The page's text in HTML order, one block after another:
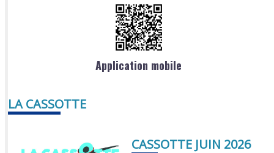
Application mobile
LA CASSOTTE
CASSOTTE JUIN 2026